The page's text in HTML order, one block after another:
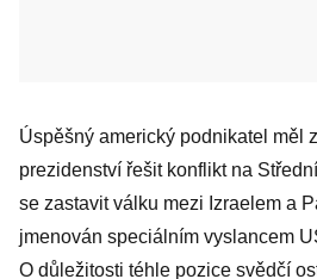
Úspěšný americký podnikatel měl
prezidenství řešit konflikt na
se zastavit válku mezi Izraelem a
jmenován speciálním vyslancem
O důležitosti téhle pozice svědčí